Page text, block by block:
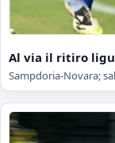
Al via il ritiro
Sampdoria-Novara;